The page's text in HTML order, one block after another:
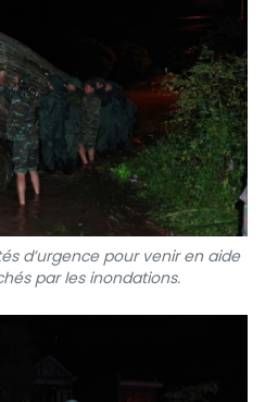
d’urgence pour venir en aide
par les inondations.